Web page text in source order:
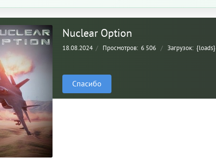
Nuclear Option
18.08.2024 / Просмотров: 6 506 / Загрузок: {loads}
Спасибо